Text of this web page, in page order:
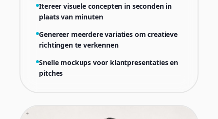
Itereer visuele concepten in seconden in
plaats van minuten
Genereer meerdere variaties om creatieve
richtingen te verkennen
Snelle mockups voor klantpresentaties en
pitches